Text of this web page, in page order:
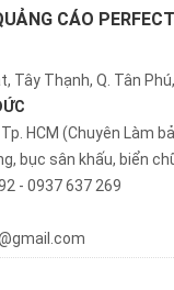
CÁO PERFECT
Tây Thạnh, Q. Tân Phú,
HCM (Chuyên Làm
bục sân khấu, biển
- 0937 637 269